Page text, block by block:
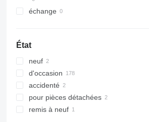
345
374
390
395
416
420
Vibromax
échange
État
neuf
d'occasion
accidenté
pour pièces détachées
remis à neuf